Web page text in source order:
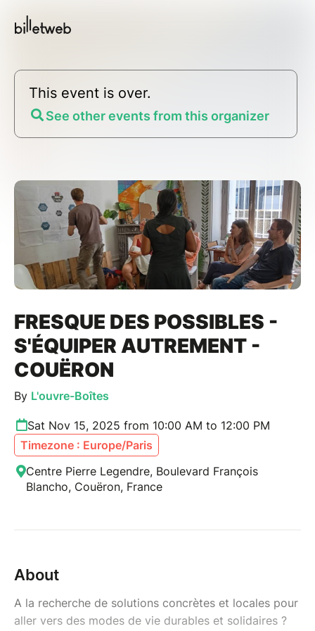
This event is over.
See other events from this organizer
FRESQUE DES POSSIBLES -
S'ÉQUIPER AUTREMENT -
COUËRON
By L'ouvre-Boîtes
Sat Nov 15, 2025 from 10:00 AM to 12:00 PM
Timezone : Europe/Paris
Centre Pierre Legendre, Boulevard François
Blancho, Couëron, France
About
A la recherche de solutions concrètes et locales pour
aller vers des modes de vie durables et solidaires ?